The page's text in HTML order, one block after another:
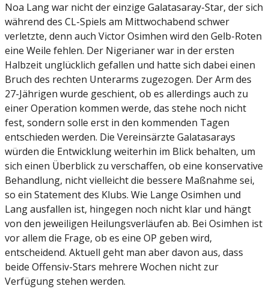
Noa Lang war nicht der einzige Galatasaray-Star, der sich
während des CL-Spiels am Mittwochabend schwer
verletzte, denn auch Victor Osimhen wird den Gelb-Roten
eine Weile fehlen. Der Nigerianer war in der ersten
Halbzeit unglücklich gefallen und hatte sich dabei einen
Bruch des rechten Unterarms zugezogen. Der Arm des
27-Jährigen wurde geschient, ob es allerdings auch zu
einer Operation kommen werde, das stehe noch nicht
fest, sondern solle erst in den kommenden Tagen
entschieden werden. Die Vereinsärzte Galatasarays
würden die Entwicklung weiterhin im Blick behalten, um
sich einen Überblick zu verschaffen, ob eine konservative
Behandlung, nicht vielleicht die bessere Maßnahme sei,
so ein Statement des Klubs. Wie Lange Osimhen und
Lang ausfallen ist, hingegen noch nicht klar und hängt
von den jeweiligen Heilungsverläufen ab. Bei Osimhen ist
vor allem die Frage, ob es eine OP geben wird,
entscheidend. Aktuell geht man aber davon aus, dass
beide Offensiv-Stars mehrere Wochen nicht zur
Verfügung stehen werden.